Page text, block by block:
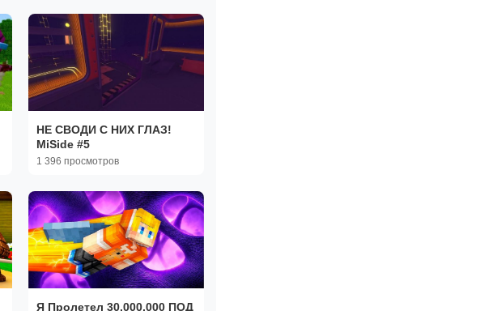
НЕ СВОДИ С НИХ ГЛАЗ!
MiSide #5
1 396 просмотров
Я Пролетел 30,000,000 ПОД